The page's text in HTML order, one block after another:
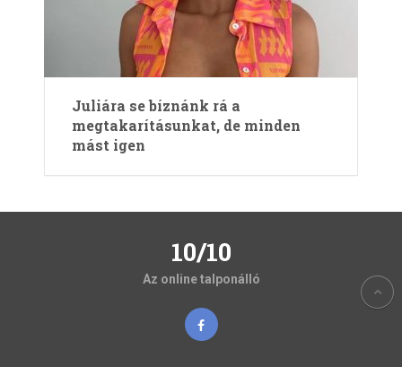
Juliára se bíznánk rá a
megtakarításunkat, de minden
mást igen
10/10
Az online talponálló